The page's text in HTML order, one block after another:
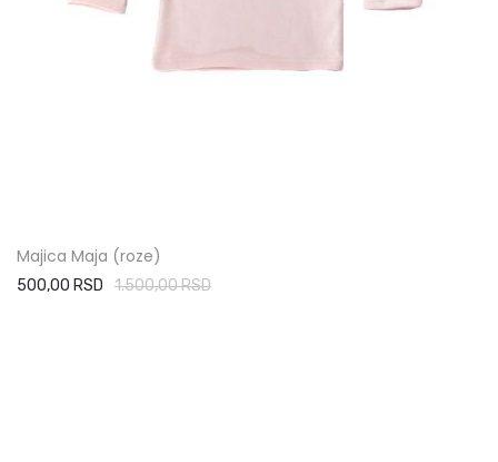
Majica Maja (roze)
500,00 RSD 1.500,00 RSD